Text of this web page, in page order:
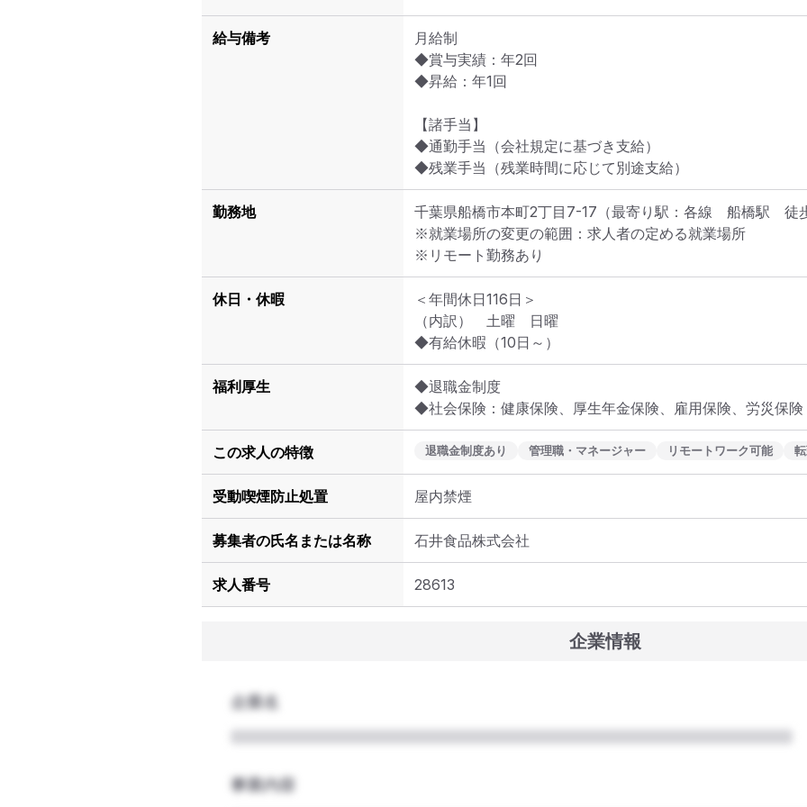
給与備考
月給制
◆賞与実績：年2回
◆昇給：年1回
【諸手当】
◆通勤手当（会社規定に基づき支給）
◆残業手当（残業時間に応じて別途支給）
勤務地 千葉県船橋市本町2丁目7-17 （最寄り駅：各線　船橋駅　徒
※就業場所の変更の範囲：求人者の定める就業場所
※リモート勤務あり
休日・休暇
＜年間休日116日＞
（内訳）　土曜　日曜
◆有給休暇（10日～）
福利厚生
◆退職金制度
◆社会保険：健康保険、厚生年金保険、雇用保険、労災
この求人の特徴 退職金制度あり 管理職・マネージャー リモートワーク可能
受動喫煙防止処置 屋内禁煙
募集者の氏名または名称 石井食品株式会社
求人番号 28613
企業情報
企業名
事業内容